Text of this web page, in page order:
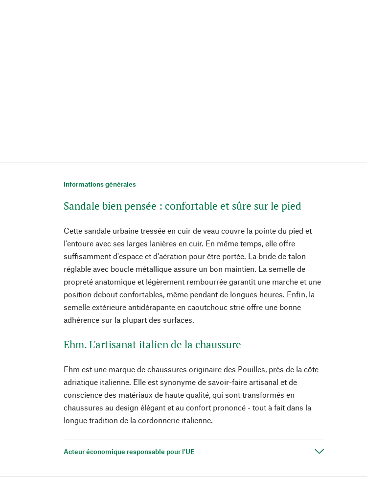
Informations générales
Sandale bien pensée : confortable et sûre sur le pied
Cette sandale urbaine tressée en cuir de veau couvre la pointe du pied et
l'entoure avec ses larges lanières en cuir. En même temps, elle offre
suffisamment d'espace et d'aération pour être portée. La bride de talon
réglable avec boucle métallique assure un bon maintien. La semelle de
propreté anatomique et légèrement rembourrée garantit une marche et une
position debout confortables, même pendant de longues heures. Enfin, la
semelle extérieure antidérapante en caoutchouc strié offre une bonne
adhérence sur la plupart des surfaces.
Ehm. L'artisanat italien de la chaussure
Ehm est une marque de chaussures originaire des Pouilles, près de la côte
adriatique italienne. Elle est synonyme de savoir-faire artisanal et de
conscience des matériaux de haute qualité, qui sont transformés en
chaussures au design élégant et au confort prononcé - tout à fait dans la
longue tradition de la cordonnerie italienne.
Acteur économique responsable pour l'UE